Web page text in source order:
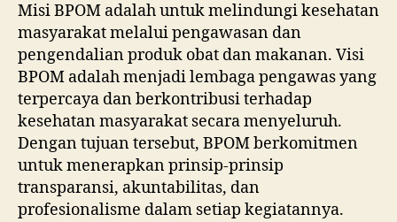
Misi BPOM adalah untuk melindungi kesehatan
masyarakat melalui pengawasan dan
pengendalian produk obat dan makanan. Visi
BPOM adalah menjadi lembaga pengawas yang
terpercaya dan berkontribusi terhadap
kesehatan masyarakat secara menyeluruh.
Dengan tujuan tersebut, BPOM berkomitmen
untuk menerapkan prinsip-prinsip
transparansi, akuntabilitas, dan
profesionalisme dalam setiap kegiatannya.